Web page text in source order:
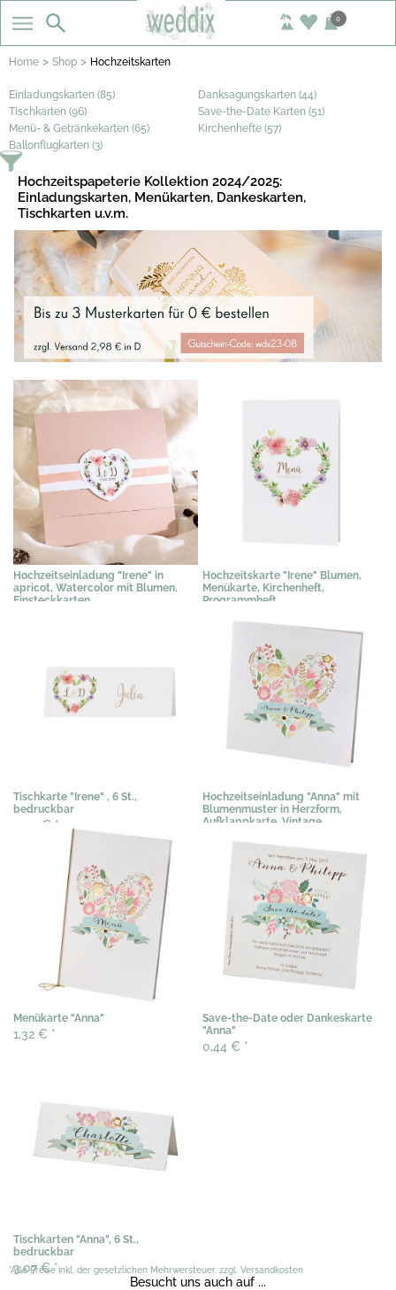
0
Home > Shop > Hochzeitskarten
Einladungskarten (85)
Danksagungskarten (44)
Tischkarten (96)
Save-the-Date Karten (51)
Menü- & Getränkekarten (65)
Kirchenhefte (57)
Ballonflugkarten (3)
Hochzeitspapeterie Kollektion 2024/2025:
Einladungskarten, Menükarten, Dankeskarten,
Tischkarten u.v.m.
Hochzeitseinladung "Irene" in
apricot, Watercolor mit Blumen,
Einsteckkarten
Hochzeitskarte "Irene" Blumen,
Menükarte, Kirchenheft,
Programmheft
Tischkarte "Irene" , 6 St.,
bedruckbar
3,03 € *
Hochzeitseinladung "Anna" mit
Blumenmuster in Herzform,
Aufklappkarte, Vintage
Menükarte "Anna"
1,32 € *
Save-the-Date oder Dankeskarte
"Anna"
0,44 € *
Tischkarten "Anna", 6 St.,
bedruckbar
3,07 €*
*Alle Preise inkl. der gesetzlichen Mehrwersteuer, zzgl. Versandkosten
Besucht uns auch auf ...